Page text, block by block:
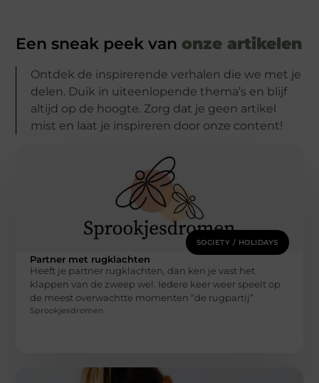
Een sneak peek van onze artikelen
Ontdek de inspirerende verhalen die we met je
delen. Duik in uiteenlopende thema’s en blijf
altijd op de hoogte. Zorg dat je geen artikel
mist en laat je inspireren door onze content!
SOCIETY / HOLIDAYS
Partner met rugklachten
Heeft je partner rugklachten, dan ken je vast het
klappen van de zweep wel. Iedere keer weer speelt op
de meest overwachtte momenten “de rugpartij”
Sprookjesdromen